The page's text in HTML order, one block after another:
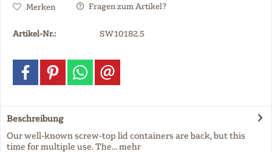
Merken Fragen zum Artikel?
Artikel-Nr.: SW10182.5
Beschreibung
Our well-known screw-top lid containers are back, but this
time for multiple use. The...mehr